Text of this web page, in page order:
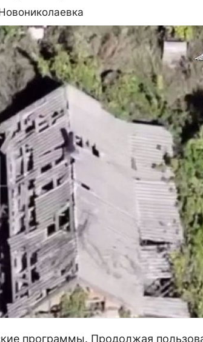
программы. Продолжая